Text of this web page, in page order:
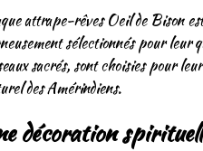
attrape-rêves Oeil de Bison
sélectionnés pour leur
sacrés, sont choisies pour
des Amérindiens.
décoration